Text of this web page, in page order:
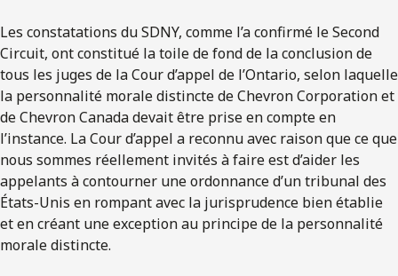
Les constatations du SDNY, comme l’a confirmé le Second
Circuit, ont constitué la toile de fond de la conclusion de
tous les juges de la Cour d’appel de l’Ontario, selon laquelle
la personnalité morale distincte de Chevron Corporation et
de Chevron Canada devait être prise en compte en
l’instance. La Cour d’appel a reconnu avec raison que ce que
nous sommes réellement invités à faire est d’aider les
appelants à contourner une ordonnance d’un tribunal des
États-Unis en rompant avec la jurisprudence bien établie
et en créant une exception au principe de la personnalité
morale distincte.